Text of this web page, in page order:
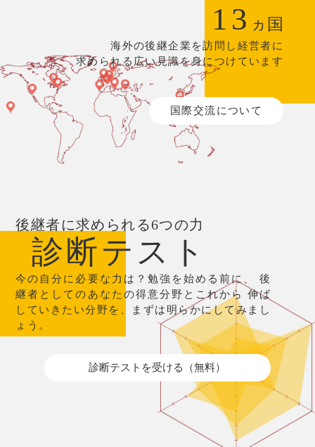
13 ヵ国
海外の後継企業を訪問し経営者に
求められる広い見識を身につけています
国際交流について
後継者に求められる6つの力
診断テスト
今の自分に必要な力は？勉強を始める前に、
後
継者としてのあなたの得意分野とこれから
伸ば
していきたい分野を、まずは明らかにしてみまし
ょう。
診断テストを受ける（無料）